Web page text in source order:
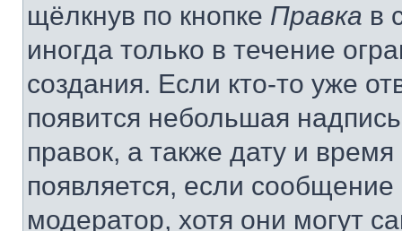
щёлкнув по кнопке Правка в
иногда только в течение
создания. Если кто-то уже
появится небольшая
правок, а также дату и
появляется, если
модератор, хотя они могут